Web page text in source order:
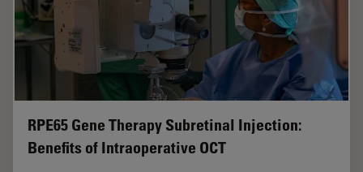
RPE65 Gene Therapy Subretinal Injection:
Benefits of Intraoperative OCT